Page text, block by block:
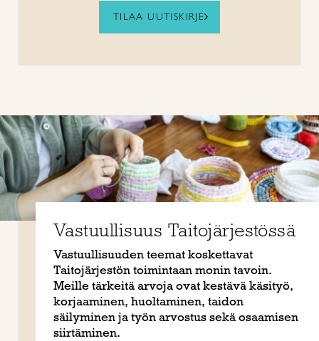
TILAA UUTISKIRJE
Vastuullisuus Taitojärjestössä
Vastuullisuuden teemat koskettavat
Taitojärjestön toimintaan monin tavoin.
Meille tärkeitä arvoja ovat kestävä käsityö,
korjaaminen, huoltaminen, taidon
säilyminen ja työn arvostus sekä osaamisen
siirtäminen.